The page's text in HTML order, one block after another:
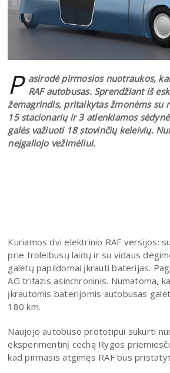
P asirodė pirmosios nuotraukos,
RAF autobusas. Sprendžiant iš
žemagrindis, pritaikytas žmonėms su
15 stacionarių ir 3 atlenkiamos
galės važiuoti 18 stovinčių keleivių.
neįgaliojo vežimėliui.
Kuriamos dvi elektrinio RAF versijos:
prie troleibusų laidų ir su vidaus
galėtų papildomai įkrauti baterijas.
AG trifazis asinchroninis. Numatoma,
įkrautomis baterijomis autobusas
180 km.
Naujojo autobuso prototipui sukurti
eksperimentinį cechą Rygos
kad pirmasis atgimęs RAF bus